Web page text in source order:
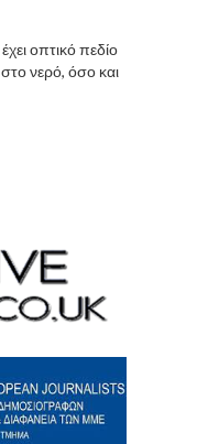
έχει οπτικό πεδίο
νερό, όσο και